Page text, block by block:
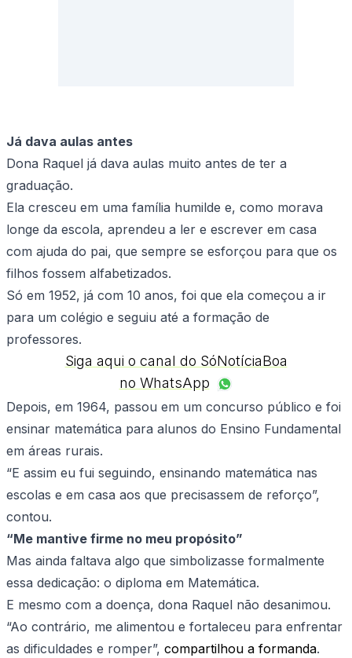
Já dava aulas antes
Dona Raquel já dava aulas muito antes de ter a
graduação.
Ela cresceu em uma família humilde e, como morava
longe da escola, aprendeu a ler e escrever em casa
com ajuda do pai, que sempre se esforçou para que os
filhos fossem alfabetizados.
Só em 1952, já com 10 anos, foi que ela começou a ir
para um colégio e seguiu até a formação de
professores.
Siga aqui o canal do SóNotíciaBoa
no WhatsApp
Depois, em 1964, passou em um concurso público e foi
ensinar matemática para alunos do Ensino Fundamental
em áreas rurais.
“E assim eu fui seguindo, ensinando matemática nas
escolas e em casa aos que precisassem de reforço”,
contou.
“Me mantive firme no meu propósito”
Mas ainda faltava algo que simbolizasse formalmente
essa dedicação: o diploma em Matemática.
E mesmo com a doença, dona Raquel não desanimou.
“Ao contrário, me alimentou e fortaleceu para enfrentar
as dificuldades e romper”, compartilhou a formanda.